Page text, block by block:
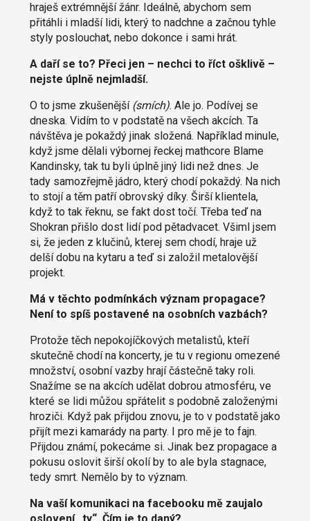
hraješ extrémnější žánr. Ideálně, abychom sem
přitáhli i mladší lidi, který to nadchne a začnou tyhle
styly poslouchat, nebo dokonce i sami hrát.
A daří se to? Přeci jen – nechci to říct ošklivě –
nejste úplně nejmladší.
O to jsme zkušenější (smích). Ale jo. Podívej se
dneska. Vidím to v podstatě na všech akcích. Ta
návštěva je pokaždý jinak složená. Například minule,
když jsme dělali výbornej řeckej mathcore Blame
Kandinsky, tak tu byli úplně jiný lidi než dnes. Je
tady samozřejmě jádro, který chodí pokaždý. Na nich
to stojí a těm patří obrovský díky. Širší klientela,
když to tak řeknu, se fakt dost točí. Třeba teď na
Shokran přišlo dost lidí pod pětadvacet. Všiml jsem
si, že jeden z klučinů, kterej sem chodí, hraje už
delší dobu na kytaru a teď si založil metalovější
projekt.
Má v těchto podmínkách význam propagace?
Není to spíš postavené na osobních vazbách?
Protože těch nepokojíčkových metalistů, kteří
skutečně chodí na koncerty, je tu v regionu omezené
množství, osobní vazby hrají částečně taky roli.
Snažíme se na akcích udělat dobrou atmosféru, ve
které se lidi můžou spřátelit s podobně založenými
hroziči. Když pak přijdou znovu, je to v podstatě jako
přijít mezi kamarády na party. I pro mě je to fajn.
Přijdou známí, pokecáme si. Jinak bez propagace a
pokusu oslovit širší okolí by to ale byla stagnace,
tedy smrt. Nemělo by to význam.
Na vaší komunikaci na facebooku mě zaujalo